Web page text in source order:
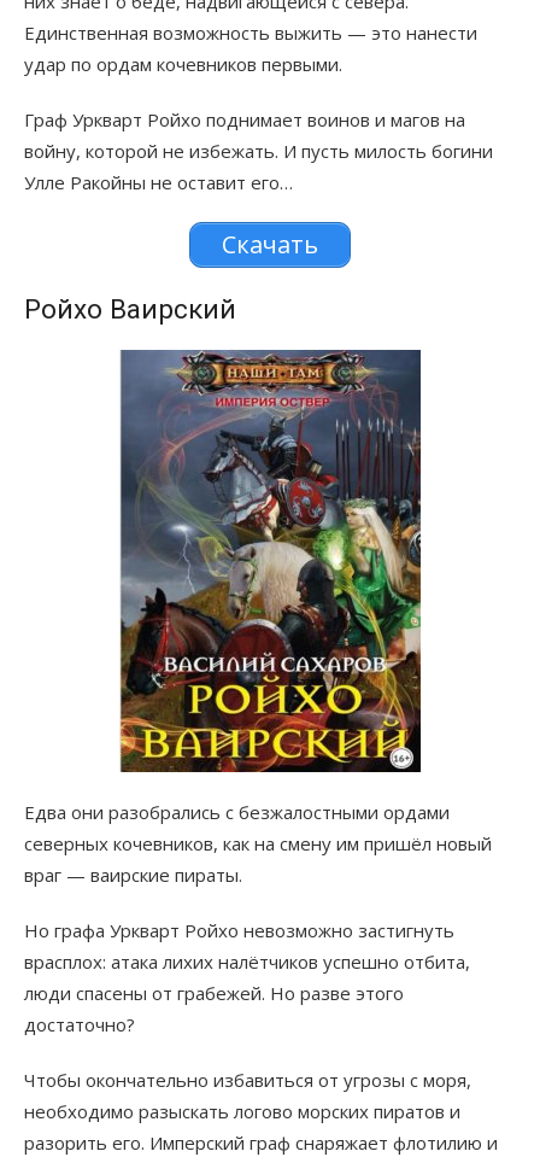
Единственная возможность выжить — это нанести
удар по ордам кочевников первыми.
Граф Уркварт Ройхо поднимает воинов и магов на
войну, которой не избежать. И пусть милость богини
Улле Ракойны не оставит его…
Скачать
Ройхо Ваирский
Едва они разобрались с безжалостными ордами
северных кочевников, как на смену им пришёл новый
враг — ваирские пираты.
Но графа Уркварт Ройхо невозможно застигнуть
врасплох: атака лихих налётчиков успешно отбита,
люди спасены от грабежей. Но разве этого
достаточно?
Чтобы окончательно избавиться от угрозы с моря,
необходимо разыскать логово морских пиратов и
разорить его. Имперский граф снаряжает флотилию и